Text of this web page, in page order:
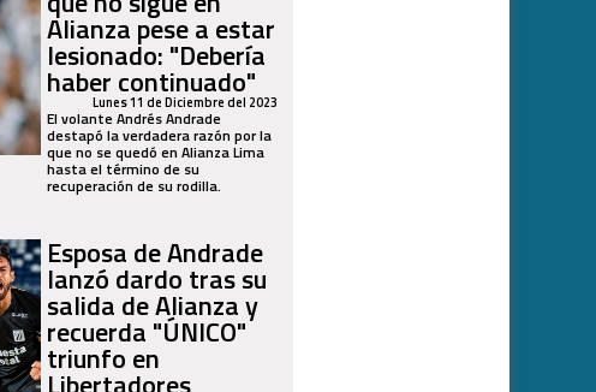
Alianza pese a estar
lesionado: "Debería
haber continuado"
Lunes 11 de Diciembre del 2023
El volante Andrés Andrade
destapó la verdadera razón por la
que no se quedó en Alianza Lima
hasta el término de su
recuperación de su rodilla.
Esposa de Andrade
lanzó dardo tras su
salida de Alianza y
recuerda "ÚNICO"
triunfo en